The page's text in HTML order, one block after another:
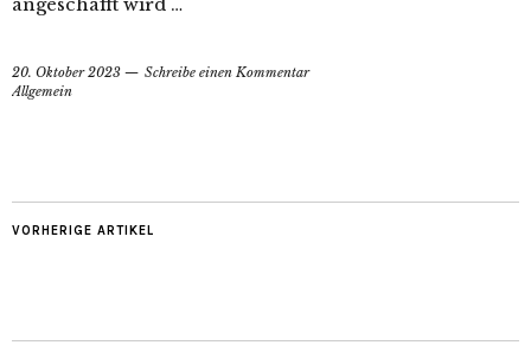
20. Oktober 2023
Schreibe einen Kommentar
Allgemein
VORHERIGE ARTIKEL